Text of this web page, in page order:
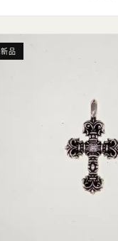
新品